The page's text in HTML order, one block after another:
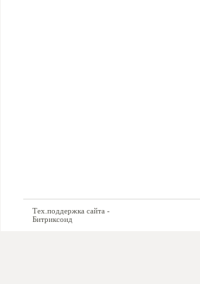
Тех.поддержка сайта -
Битриксоид